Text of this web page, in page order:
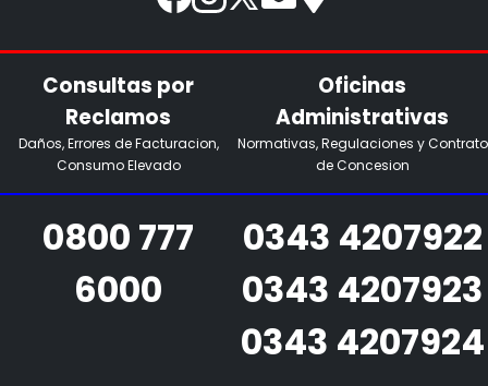
Consultas por
Reclamos
Daños, Errores de Facturacion,
Consumo Elevado
0800 777
6000
Oficinas
Administrativas
Normativas, Regulaciones y Contrato
de Concesion
0343 4207922
0343 4207923
0343 4207924